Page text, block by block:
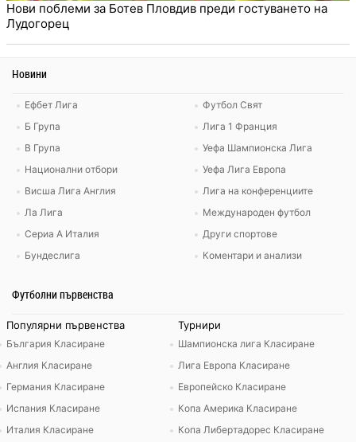
Нови поблеми за Ботев Пловдив преди гостуването на
Лудогорец
Новини
Ефбет Лига
Б Група
В Група
Национални отбори
Висша Лига Англия
Ла Лига
Сериа А Италия
Бундеслига
Футбол Свят
Лига 1 Франция
Уефа Шампионска Лига
Уефа Лига Европа
Лига на конференциите
Международен футбол
Други спортове
Коментари и анализи
Футболни първенства
Популярни първенства
България Класиране
Англия Класиране
Германия Класиране
Испания Класиране
Италия Класиране
Турнири
Шампионска лига Класиране
Лига Европа Класиране
Европейско Класиране
Копа Америка Класиране
Копа Либертадорес Класиране